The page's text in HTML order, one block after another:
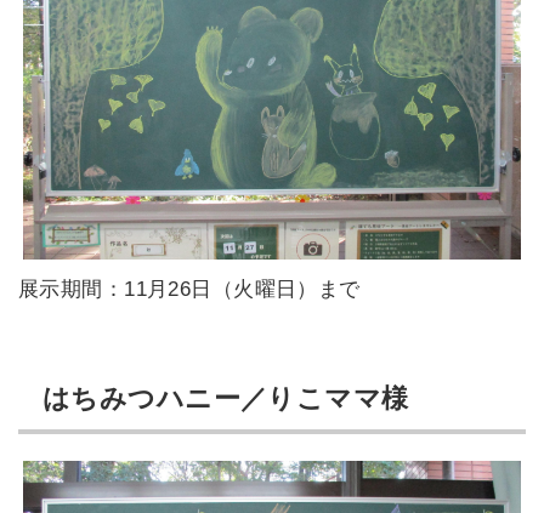
展示期間：11月26日（火曜日）まで
はちみつハニー／りこママ様